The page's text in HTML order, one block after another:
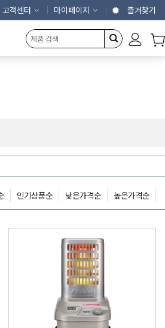
고객센터 마이페이지 즐겨찾기
인기상품순 낮은가격순 높은가격순